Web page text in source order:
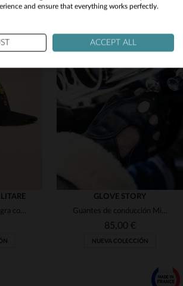
TALLAS DISPONIBLES
Gorra de algodón negra con bordado de Aeronautica Militare
GLOVE STORY
Guantes de conducción Mitones de cuero negros
85,00 €
NUEVA COLECCIÓN
No
Yes
and ensure that everything works perfectly.
ACCEPT ALL